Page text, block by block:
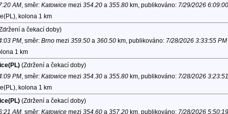
AM, směr: Katowicemezi 354.20a 355.80km, publikováno: 7/29/2026
kolona 1 km
a čekací doby)
PM, směr: Brnomezi 359.50a 360.50km, publikováno: 7/28/2026 3:33:55 PM
1 km
(Zdržení a čekací doby)
PM, směr: Katowicemezi 354.30a 355.80km, publikováno: 7/28/2026
kolona 1 km
(Zdržení a čekací doby)
AM, směr: Katowicemezi 354.60a 357.20km, publikováno: 7/28/2026